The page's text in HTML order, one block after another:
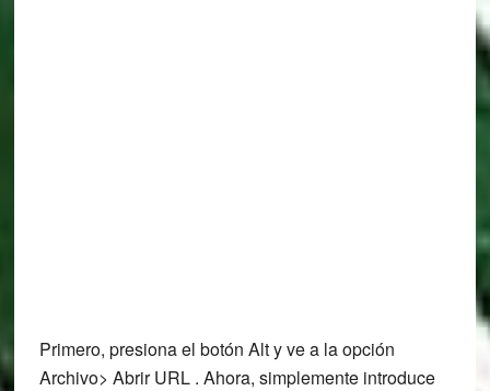
Primero, presiona el botón Alt y ve a la opción
Archivo> Abrir URL . Ahora, simplemente introduce